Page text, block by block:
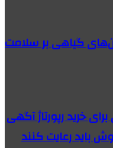
گیاهی بر سلامت
خرید رپورتاژ آگهی
باید رعایت کنند